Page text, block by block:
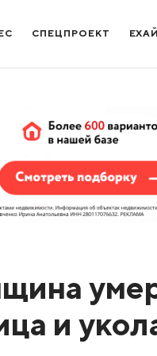
СПЕЦПРОЕКТ
и